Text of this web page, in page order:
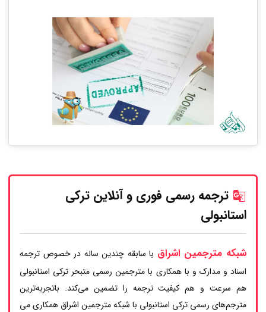
ترجمه رسمی فوری و آنلاین ترکی
استانبولی
شبکه مترجمین اشراق با سابقه چندین ساله در خصوص ترجمه
اسناد و مدارک و با همکاری با مترجمین رسمی متبحر ترکی استانبولی
هم سرعت و هم کیفیت ترجمه را تضمین می‌کند. باتجربه‌ترین
مترجم‌های رسمی ترکی استانبولی با شبکه مترجمین اشراق همکاری می